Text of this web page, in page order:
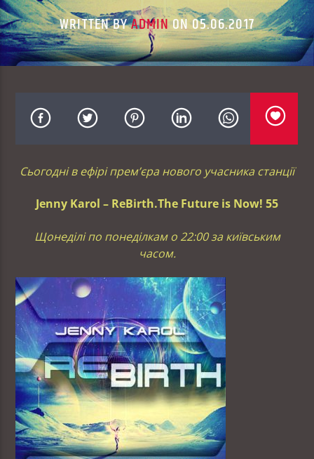
WRITTEN BYADMINON 05.06.2017
Сьогодні в ефірі прем’єра нового учасника станції
Jenny Karol – ReBirth.The Future is Now! 55
Щонеділі по понеділкам о 22:00 за київським
часом.